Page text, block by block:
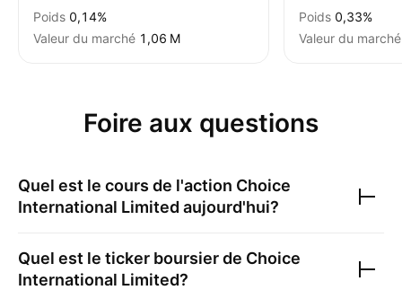
Poids 0,14%
Valeur du marché ‪1,06 M‬
Poids 0,33%
Valeur du marché
Foire aux questions
Quel est le cours de l'action Choice
International Limited aujourd'hui?
Quel est le ticker boursier de Choice
International Limited?